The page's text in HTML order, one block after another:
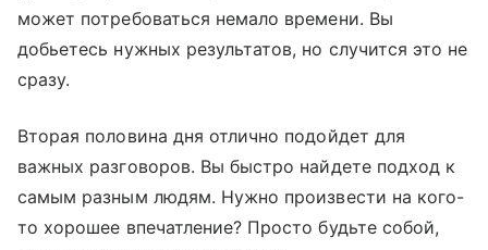
может потребоваться немало времени. Вы
добьетесь нужных результатов, но случится это не
сразу.
Вторая половина дня отлично подойдет для
важных разговоров. Вы быстро найдете подход к
самым разным людям. Нужно произвести на кого-
то хорошее впечатление? Просто будьте собой,